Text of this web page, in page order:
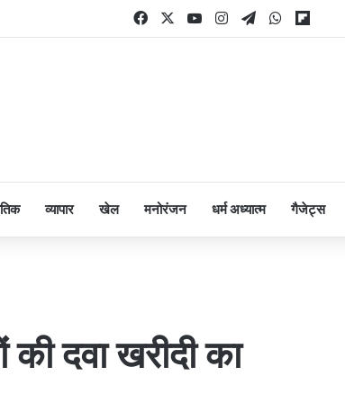
FacebookYouTubeInstagram
TelegramWhatsApp
व्यापार खेल मनोरंजन धर्म अध्यात्म गैजेट्स
दवा खरीदी का